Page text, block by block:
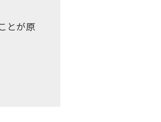
とが原